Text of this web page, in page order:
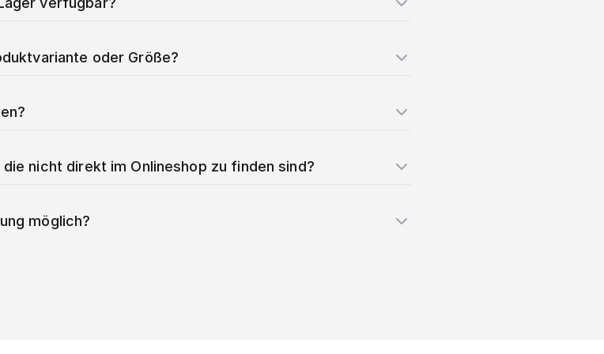
oder Größe?
nicht direkt im Onlineshop zu finden sind?
möglich?